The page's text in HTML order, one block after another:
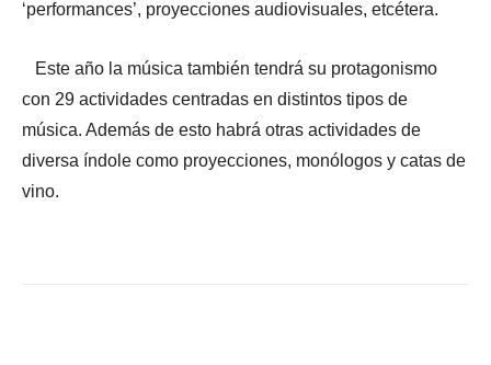
‘performances’, proyecciones audiovisuales, etcétera.
Este año la música también tendrá su protagonismo
con 29 actividades centradas en distintos tipos de
música. Además de esto habrá otras actividades de
diversa índole como proyecciones, monólogos y catas de
vino.